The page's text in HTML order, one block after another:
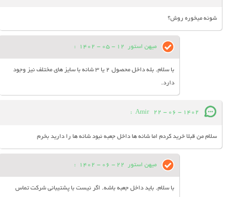
شونه میخوره روش؟
میهن استور 12 - 05 - 1402
:
با سلام. بله داخل محصول 2 یا 3 شانه با سایز های مختلف نیز وجود
دارد.
Amir 22 - 06 - 1402
:
سلام من قبلا خرید کردم اما شانه ها داخل جعبه نبود شانه ها را دارید بخرم
میهن استور 22 - 06 - 1402
:
با سلام. باید داخل جعبه باشه. اگر نیست با پشتیبانی شرکت تماس